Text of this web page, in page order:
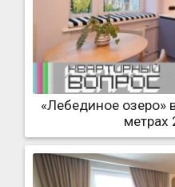
«Лебединое озеро»
метрах